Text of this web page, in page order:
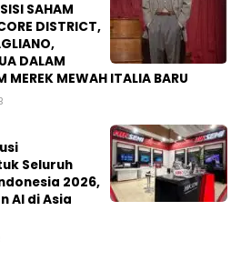
SAHAM
DISTRICT,
DALAM
MEREK MEWAH ITALIA BARU
Seluruh
2026,
AI di Asia